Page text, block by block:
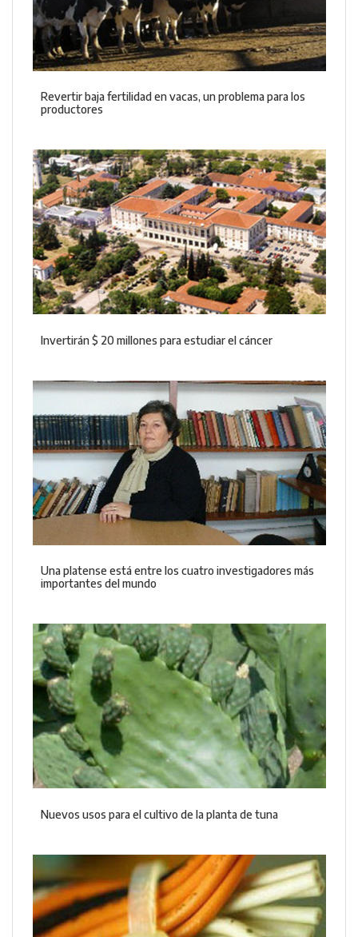
Revertir baja fertilidad en vacas, un problema para los
productores
Invertirán $ 20 millones para estudiar el cáncer
Una platense está entre los cuatro investigadores más
importantes del mundo
Nuevos usos para el cultivo de la planta de tuna